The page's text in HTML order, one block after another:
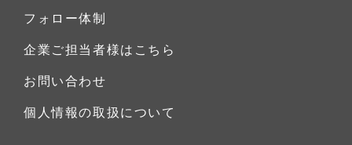
フォロー体制
企業ご担当者様はこちら
お問い合わせ
個人情報の取扱について